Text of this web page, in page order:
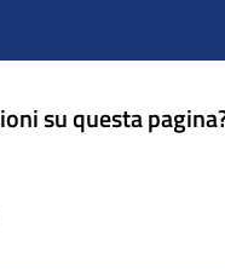
su questa